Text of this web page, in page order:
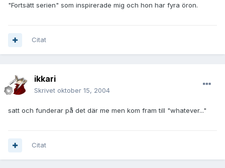
"Fortsätt serien" som inspirerade mig och hon har fyra öron.
Citat
ikkari
Skrivet oktober 15, 2004
satt och funderar på det där me men kom fram till "whatever..."
Citat